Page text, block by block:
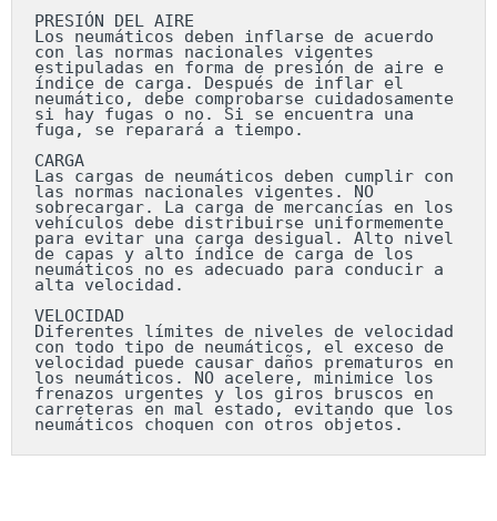
PRESIÓN DEL AIRE
Los neumáticos deben inflarse de acuerdo
con las normas nacionales vigentes
estipuladas en forma de presión de aire e
índice de carga. Después de inflar el
neumático, debe comprobarse cuidadosamente
si hay fugas o no. Si se encuentra una
fuga, se reparará a tiempo.
CARGA
Las cargas de neumáticos deben cumplir con
las normas nacionales vigentes. NO
sobrecargar. La carga de mercancías en los
vehículos debe distribuirse uniformemente
para evitar una carga desigual. Alto nivel
de capas y alto índice de carga de los
neumáticos no es adecuado para conducir a
alta velocidad.
VELOCIDAD
Diferentes límites de niveles de velocidad
con todo tipo de neumáticos, el exceso de
velocidad puede causar daños prematuros en
los neumáticos. NO acelere, minimice los
frenazos urgentes y los giros bruscos en
carreteras en mal estado, evitando que los
neumáticos choquen con otros objetos.